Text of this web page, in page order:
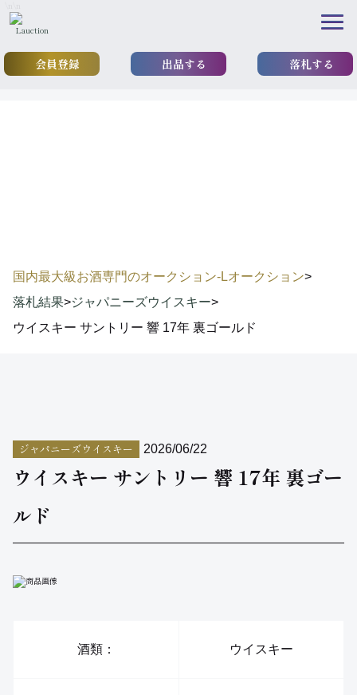
会員登録 出品する 落札する
国内最大級お酒専門のオークション-Lオークション>
落札結果>ジャパニーズウイスキー>
ウイスキー サントリー 響 17年 裏ゴールド
ジャパニーズウイスキー 2026/06/22
ウイスキー サントリー 響 17年 裏ゴー
ルド
酒類： ウイスキー